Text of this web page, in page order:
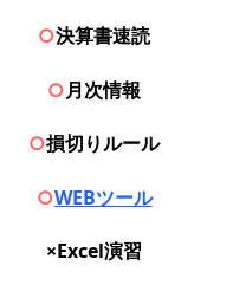
○決算書速読
○月次情報
○損切りルール
○WEBツール
×Excel演習